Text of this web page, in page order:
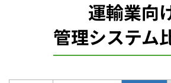
運輸業向
管理システム